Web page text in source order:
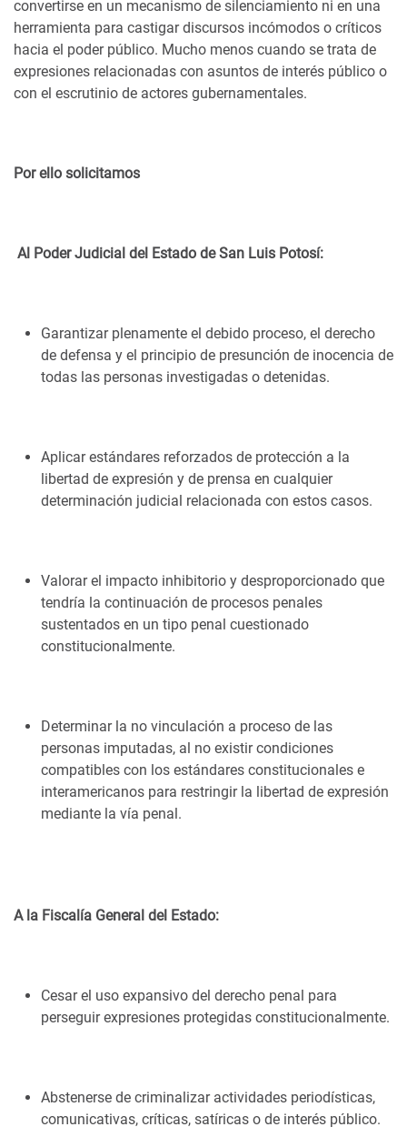
convertirse en un mecanismo de silenciamiento ni en una
herramienta para castigar discursos incómodos o críticos
hacia el poder público. Mucho menos cuando se trata de
expresiones relacionadas con asuntos de interés público o
con el escrutinio de actores gubernamentales.
Por ello solicitamos
Al Poder Judicial del Estado de San Luis Potosí:
Garantizar plenamente el debido proceso, el derecho
de defensa y el principio de presunción de inocencia de
todas las personas investigadas o detenidas.
Aplicar estándares reforzados de protección a la
libertad de expresión y de prensa en cualquier
determinación judicial relacionada con estos casos.
Valorar el impacto inhibitorio y desproporcionado que
tendría la continuación de procesos penales
sustentados en un tipo penal cuestionado
constitucionalmente.
Determinar la no vinculación a proceso de las
personas imputadas, al no existir condiciones
compatibles con los estándares constitucionales e
interamericanos para restringir la libertad de expresión
mediante la vía penal.
A la Fiscalía General del Estado:
Cesar el uso expansivo del derecho penal para
perseguir expresiones protegidas constitucionalmente.
Abstenerse de criminalizar actividades periodísticas,
comunicativas, críticas, satíricas o de interés público.